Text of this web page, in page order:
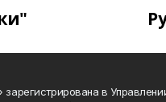
зарегистрирована в